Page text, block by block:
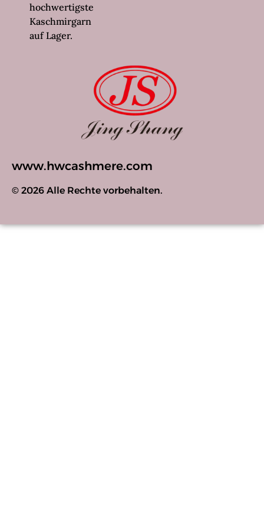
www.hwcashmere.com
© 2026 Alle Rechte vorbehalten.
hochwertigste
Kaschmirgarn
auf Lager.